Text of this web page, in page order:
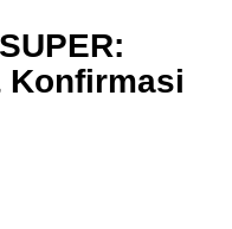
Konfirmasi